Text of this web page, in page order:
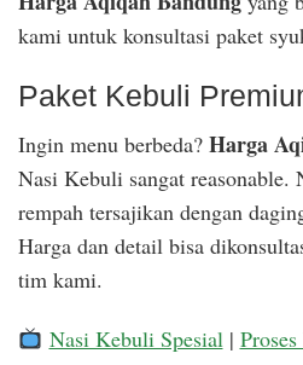
kami untuk konsultasi paket
Paket Kebuli
Ingin menu berbeda? Harga
Nasi Kebuli sangat
rempah tersajikan dengan
Harga dan detail bisa
tim kami.
Nasi Kebuli Spesial|